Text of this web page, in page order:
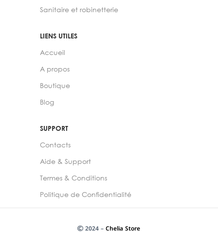
Sanitaire et robinetterie
LIENS UTILES
Accueil
A propos
Boutique
Blog
SUPPORT
Contacts
Aide & Support
Termes & Conditions
Politique de Confidentialité
2024 –Chelia Store